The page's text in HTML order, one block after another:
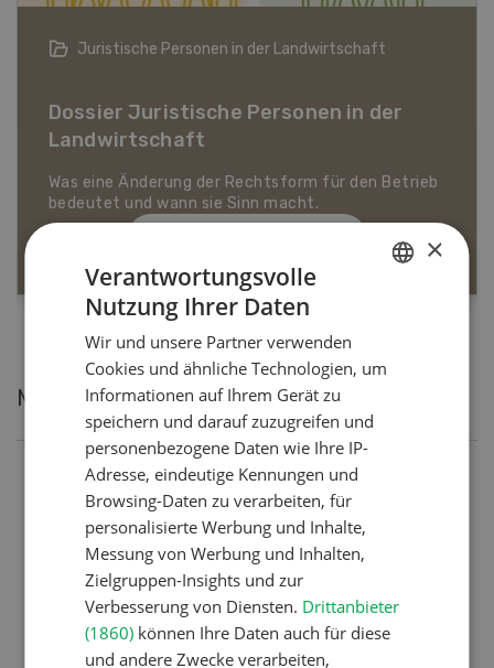
Bio-Artikel
Dossier Bio-Artikel
Meistgelesene Artikel
Nutztiere
Schweizer Kuhnamen: Liste
von A-Z
Betriebsführung
×
Verantwortungsvolle
Nutzung Ihrer Daten
Wir und unsere Partner verwenden
Cookies und ähnliche Technologien, um
Informationen auf Ihrem Gerät zu
speichern und darauf zuzugreifen und
personenbezogene Daten wie Ihre IP-
Adresse, eindeutige Kennungen und
Browsing-Daten zu verarbeiten, für
personalisierte Werbung und Inhalte,
Messung von Werbung und Inhalten,
Zielgruppen-Insights und zur
Verbesserung von Diensten. Drittanbieter
(1860) können Ihre Daten auch für diese
und andere Zwecke verarbeiten,